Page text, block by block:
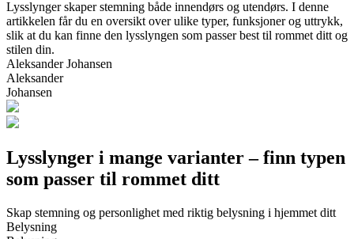
Lysslynger skaper stemning både innendørs og utendørs. I denne
artikkelen får du en oversikt over ulike typer, funksjoner og uttrykk,
slik at du kan finne den lysslyngen som passer best til rommet ditt og
stilen din.
Aleksander Johansen
Aleksander
Johansen
Lysslynger i mange varianter – finn typen
som passer til rommet ditt
Skap stemning og personlighet med riktig belysning i hjemmet ditt
Belysning